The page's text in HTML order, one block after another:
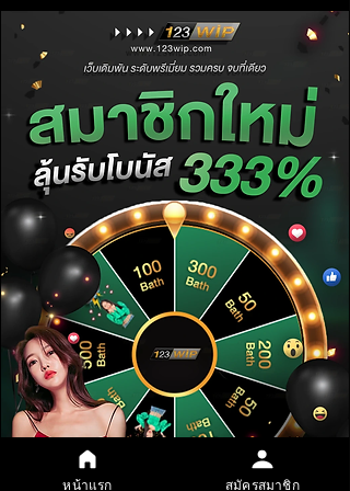
หน้าแรก สมัครสมาชิก